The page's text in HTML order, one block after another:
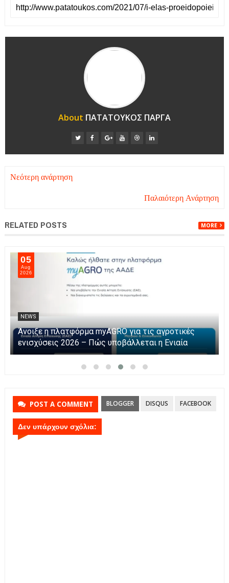
About ΠΑΤΑΤΟΥΚΟΣ ΠΑΡΓΑ
Νεότερη ανάρτηση
Παλαιότερη Ανάρτηση
RELATED POSTS MORE
05
Aug
2026
NEWS
Άνοιξε η πλατφόρμα myAGRO για τις αγροτικές
ενισχύσεις 2026 – Πώς υποβάλλεται η Ενιαία
Αίτηση Ενίσχυσης
POST A COMMENT BLOGGER DISQUS FACEBOOK
Δεν υπάρχουν σχόλια: